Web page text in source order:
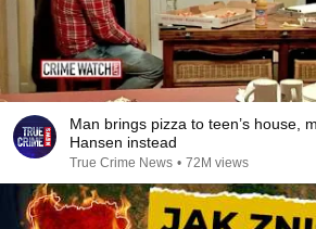
Man brings pizza to teen’s house,
Hansen instead
True Crime News • 72M views